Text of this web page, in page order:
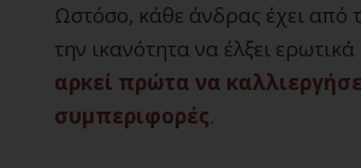
Ωστόσο, κάθε άνδρας έχει από
την ικανότητα να έλξει
αρκεί πρώτα να
συμπεριφορές.